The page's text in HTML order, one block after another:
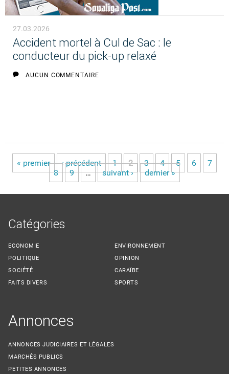
27.03.2026
Accident mortel à Cul de Sac : le
conducteur du pick-up relaxé
AUCUN COMMENTAIRE
Pages
« premier ‹ précédent 1 2 3 4 5 6
7
8
9 … suivant › dernier »
Catégories
ECONOMIE
POLITIQUE
SOCIÉTÉ
FAITS DIVERS
ENVIRONNEMENT
OPINION
CARAÏBE
SPORTS
Annonces
ANNONCES JUDICIAIRES ET LÉGALES
MARCHÉS PUBLICS
PETITES ANNONCES